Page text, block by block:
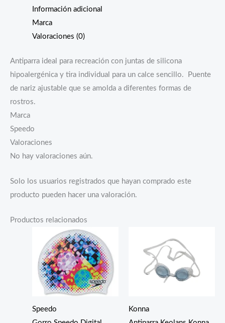
Información adicional
Marca
Valoraciones (0)
Antiparra ideal para recreación con juntas de silicona
hipoalergénica y tira individual para un calce sencillo. Puente
de nariz ajustable que se amolda a diferentes formas de
rostros.
Marca
Speedo
Valoraciones
No hay valoraciones aún.
Solo los usuarios registrados que hayan comprado este
producto pueden hacer una valoración.
Productos relacionados
Speedo
Konna